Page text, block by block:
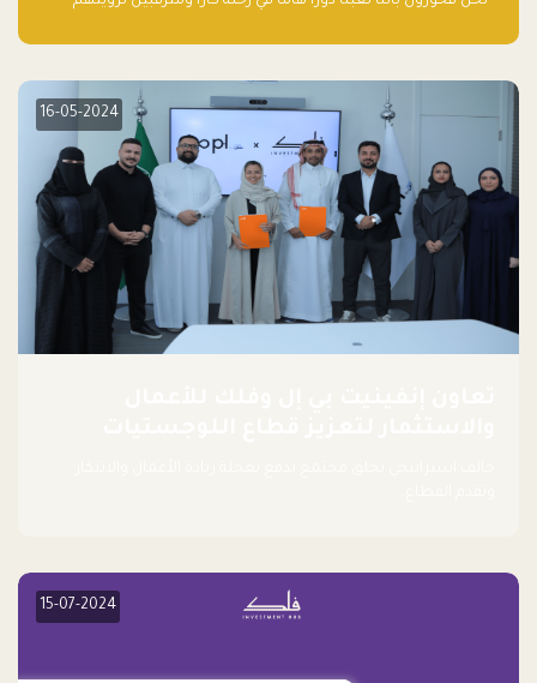
جيدًا لكوكبنا فحسب، بل إنه جيد أيضًا للأعمال”.
16-05-2024
15-07-2024